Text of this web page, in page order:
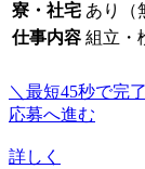
寮・社宅 あり（
仕事内容 組立・
＼最短45秒で完
応募へ進む
詳しく